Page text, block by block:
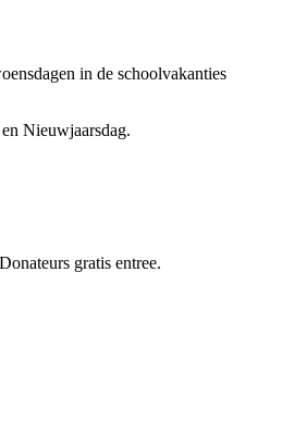
in de schoolvakanties
Nieuwjaarsdag.
gratis entree.